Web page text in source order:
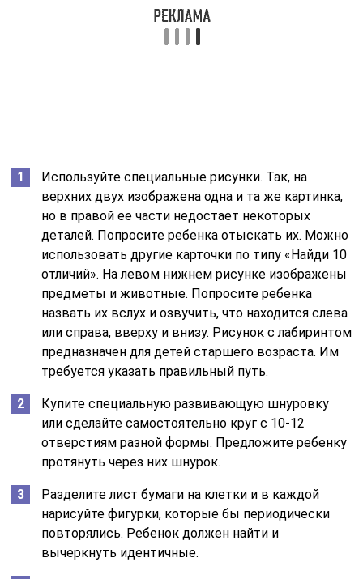
Используйте специальные рисунки. Так, на
верхних двух изображена одна и та же картинка,
но в правой ее части недостает некоторых
деталей. Попросите ребенка отыскать их. Можно
использовать другие карточки по типу «Найди 10
отличий». На левом нижнем рисунке изображены
предметы и животные. Попросите ребенка
назвать их вслух и озвучить, что находится слева
или справа, вверху и внизу. Рисунок с лабиринтом
предназначен для детей старшего возраста. Им
требуется указать правильный путь.
Купите специальную развивающую шнуровку
или сделайте самостоятельно круг с 10-12
отверстиям разной формы. Предложите ребенку
протянуть через них шнурок.
Разделите лист бумаги на клетки и в каждой
нарисуйте фигурки, которые бы периодически
повторялись. Ребенок должен найти и
вычеркнуть идентичные.